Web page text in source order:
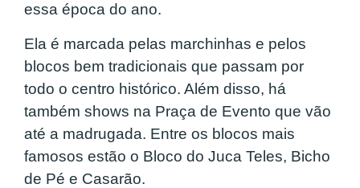
essa época do ano.
Ela é marcada pelas marchinhas e pelos
blocos bem tradicionais que passam por
todo o centro histórico. Além disso, há
também shows na Praça de Evento que vão
até a madrugada. Entre os blocos mais
famosos estão o Bloco do Juca Teles, Bicho
de Pé e Casarão.